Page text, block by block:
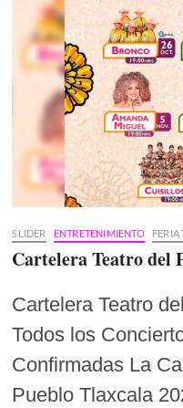
SLIDER ENTRETENIMIENTO
Cartelera Teatro del
Cartelera Teatro
Todos los
Confirmadas La
Pueblo Tlaxcala